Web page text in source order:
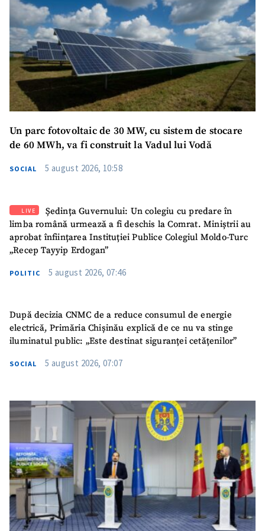
Un parc fotovoltaic de 30 MW, cu sistem de stocare
de 60 MWh, va fi construit la Vadul lui Vodă
SOCIAL 5 august 2026, 10:58
LIVE
Ședința Guvernului: Un colegiu cu predare în
limba română urmează a fi deschis la Comrat. Miniștrii au
aprobat înființarea Instituției Publice Colegiul Moldo-Turc
„Recep Tayyip Erdogan”
POLITIC 5 august 2026, 07:46
După decizia CNMC de a reduce consumul de energie
electrică, Primăria Chișinău explică de ce nu va stinge
iluminatul public: „Este destinat siguranței cetățenilor”
SOCIAL 5 august 2026, 07:07